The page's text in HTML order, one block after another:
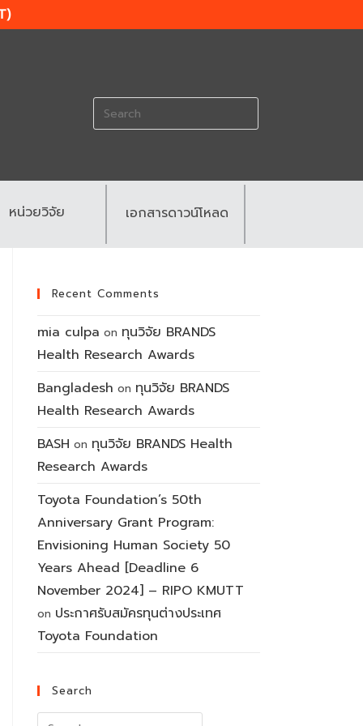
Search
for:
หน่วยวิจัย เอกสารดาวน์โหลด
Recent Comments
mia culpa on ทุนวิจัย BRANDS
Health Research Awards
Bangladesh on ทุนวิจัย BRANDS
Health Research Awards
BASH on ทุนวิจัย BRANDS Health
Research Awards
Toyota Foundation’s 50th
Anniversary Grant Program:
Envisioning Human Society 50
Years Ahead [Deadline 6
November 2024] – RIPO KMUTT
on ประกาศรับสมัครทุนต่างประเทศ
Toyota Foundation
Search
Search